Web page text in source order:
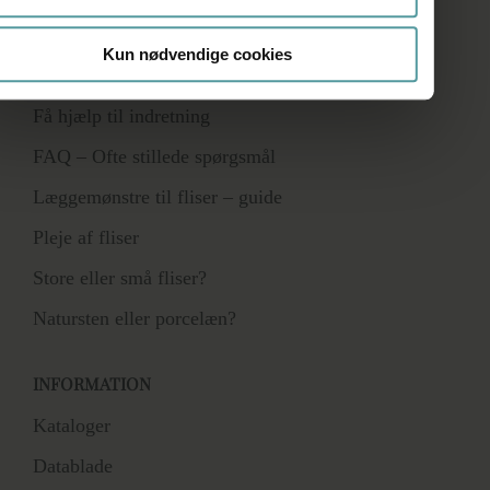
Kun nødvendige cookies
Få hjælp til indretning
FAQ – Ofte stillede spørgsmål
Læggemønstre til fliser – guide
Pleje af fliser
Store eller små fliser?
Natursten eller porcelæn?
INFORMATION
Kataloger
Datablade